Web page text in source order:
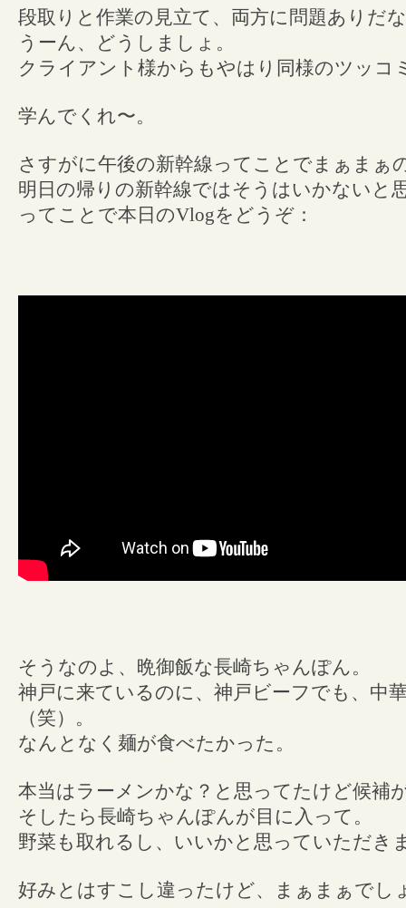
段取りと作業の見立て、両方に問題ありだ
うーん、どうしましょ。
クライアント様からもやはり同様のツッコ
学んでくれ〜。
さすがに午後の新幹線ってことでまぁまぁ
明日の帰りの新幹線ではそうはいかないと
ってことで本日のVlogをどうぞ：
そうなのよ、晩御飯な長崎ちゃんぽん。
神戸に来ているのに、神戸ビーフでも、中
（笑）。
なんとなく麺が食べたかった。
本当はラーメンかな？と思ってたけど候補
そしたら長崎ちゃんぽんが目に入って。
野菜も取れるし、いいかと思っていただき
好みとはすこし違ったけど、まぁまぁでし